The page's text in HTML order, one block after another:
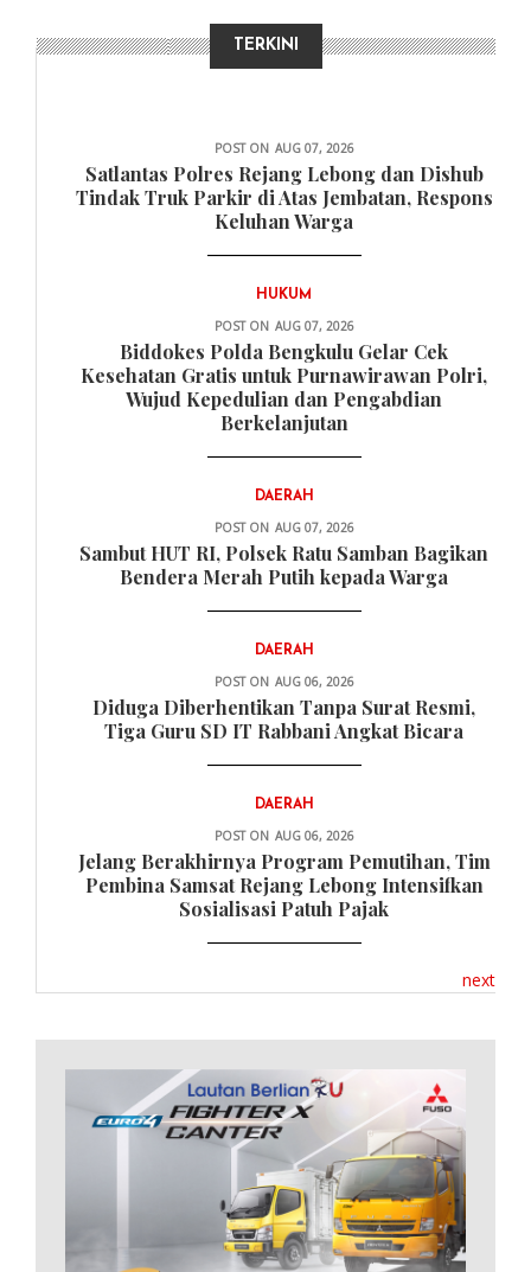
TERKINI
POST ON AUG 07, 2026
Satlantas Polres Rejang Lebong dan Dishub
Tindak Truk Parkir di Atas Jembatan, Respons
Keluhan Warga
HUKUM
POST ON AUG 07, 2026
Biddokes Polda Bengkulu Gelar Cek
Kesehatan Gratis untuk Purnawirawan Polri,
Wujud Kepedulian dan Pengabdian
Berkelanjutan
DAERAH
POST ON AUG 07, 2026
Sambut HUT RI, Polsek Ratu Samban Bagikan
Bendera Merah Putih kepada Warga
DAERAH
POST ON AUG 06, 2026
Diduga Diberhentikan Tanpa Surat Resmi,
Tiga Guru SD IT Rabbani Angkat Bicara
DAERAH
POST ON AUG 06, 2026
Jelang Berakhirnya Program Pemutihan, Tim
Pembina Samsat Rejang Lebong Intensifkan
Sosialisasi Patuh Pajak
next